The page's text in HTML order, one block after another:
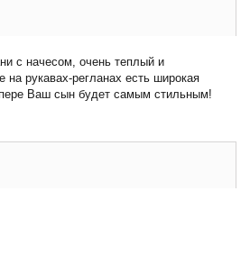
с начесом, очень теплый и
на рукавах-регланах есть широкая
Ваш сын будет самым стильным!